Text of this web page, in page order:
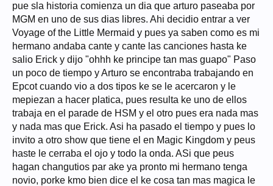
pue sla historia comienza un dia que arturo paseaba por
MGM en uno de sus dias libres. Ahi decidio entrar a ver
Voyage of the Little Mermaid y pues ya saben como es mi
hermano andaba cante y cante las canciones hasta ke
salio Erick y dijo "ohhh ke principe tan mas guapo" Paso
un poco de tiempo y Arturo se encontraba trabajando en
Epcot cuando vio a dos tipos ke se le acercaron y le
mepiezan a hacer platica, pues resulta ke uno de ellos
trabaja en el parade de HSM y el otro pues era nada mas
y nada mas que Erick. Asi ha pasado el tiempo y pues lo
invito a otro show que tiene el en Magic Kingdom y peus
haste le cerraba el ojo y todo la onda. ASi que peus
hagan changutios par ake ya pronto mi hermano tenga
novio, porke kmo bien dice el ke cosa tan mas magica le